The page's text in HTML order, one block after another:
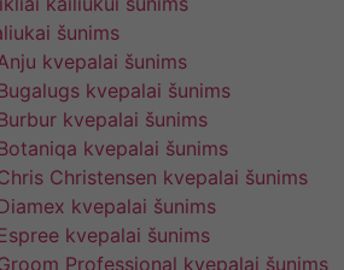
šunims
kvepalai šunims
kvepalai šunims
kvepalai šunims
kvepalai šunims
Christensen kvepalai šunims
kvepalai šunims
kvepalai šunims
Professional kvepalai šunims